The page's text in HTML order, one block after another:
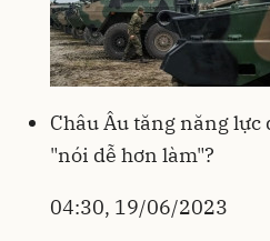
Châu Âu tăng năng lực
"nói dễ hơn làm"?
04:30, 19/06/2023